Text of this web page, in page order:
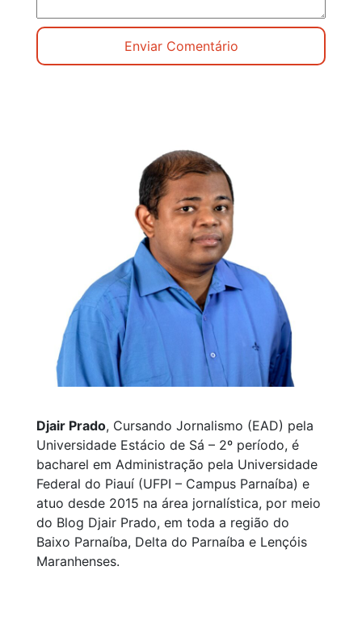
Djair Prado, Cursando Jornalismo (EAD) pela
Universidade Estácio de Sá – 2º período, é
bacharel em Administração pela Universidade
Federal do Piauí (UFPI – Campus Parnaíba) e
atuo desde 2015 na área jornalística, por meio
do Blog Djair Prado, em toda a região do
Baixo Parnaíba, Delta do Parnaíba e Lençóis
Maranhenses.